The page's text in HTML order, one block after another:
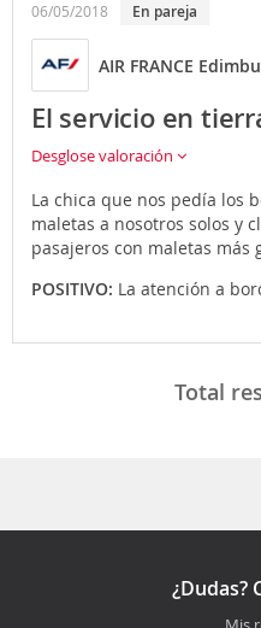
06/05/2018 En pareja
AIR FRANCE
El servicio en
Desglose valoración
La chica que nos pedía los
maletas a nosotros solos y
pasajeros con maletas más
POSITIVO: La atención a
Total
¿Dudas?